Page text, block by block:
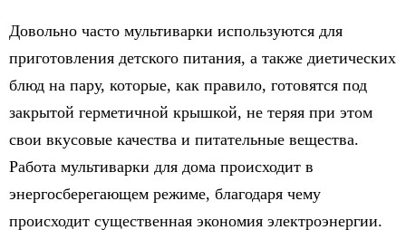
Довольно часто мультиварки используются для
приготовления детского питания, а также диетических
блюд на пару, которые, как правило, готовятся под
закрытой герметичной крышкой, не теряя при этом
свои вкусовые качества и питательные вещества.
Работа мультиварки для дома происходит в
энергосберегающем режиме, благодаря чему
происходит существенная экономия электроэнергии.